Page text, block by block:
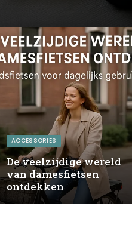
ACCESSORIES
De veelzijdige wereld
van damesfietsen
ontdekken